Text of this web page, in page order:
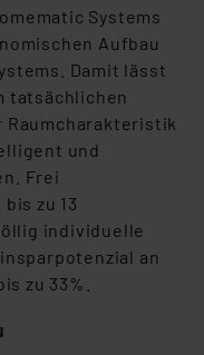
zur Einbindung von
daher ggf. auch
USA gemäß Art. 49
Drittanbietern
erhalten Sie in
besteht kein
Dies bedeutet,
wird. So
Systems
Aufbau
Damit lässt
tatsächlichen
und
Frei
zu 13
individuelle
an
zu 33%.